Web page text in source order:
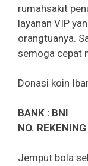
rumahsakit
layanan VIP
orangtuanya.
semoga cepat
Donasi koin
BANK : BNI
NO.
Jemput bola